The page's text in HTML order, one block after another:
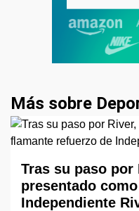
Más sobre
Tras su paso por
presentado
Independiente